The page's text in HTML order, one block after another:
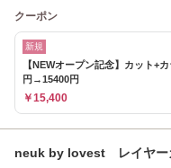
クーポン
新規
【NEWオープン記念】カット+
円→15400円
￥15,400
neuk by lovest レイヤー